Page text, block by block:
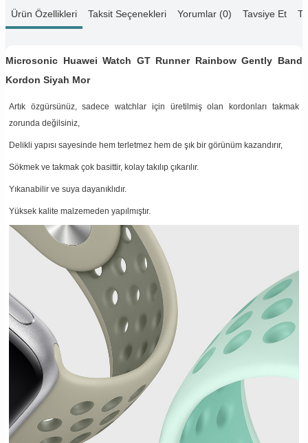
Ürün Özellikleri Taksit Seçenekleri Yorumlar (0) Tavsiye Et
Microsonic Huawei Watch GT Runner Rainbow Gently Band
Kordon Siyah Mor
Artık özgürsünüz, sadece watchlar için üretilmiş olan kordonları takmak
zorunda değilsiniz,
Delikli yapısı sayesinde hem terletmez hem de şık bir görünüm kazandırır,
Sökmek ve takmak çok basittir, kolay takılıp çıkarılır.
Yıkanabilir ve suya dayanıklıdır.
Yüksek kalite malzemeden yapılmıştır.